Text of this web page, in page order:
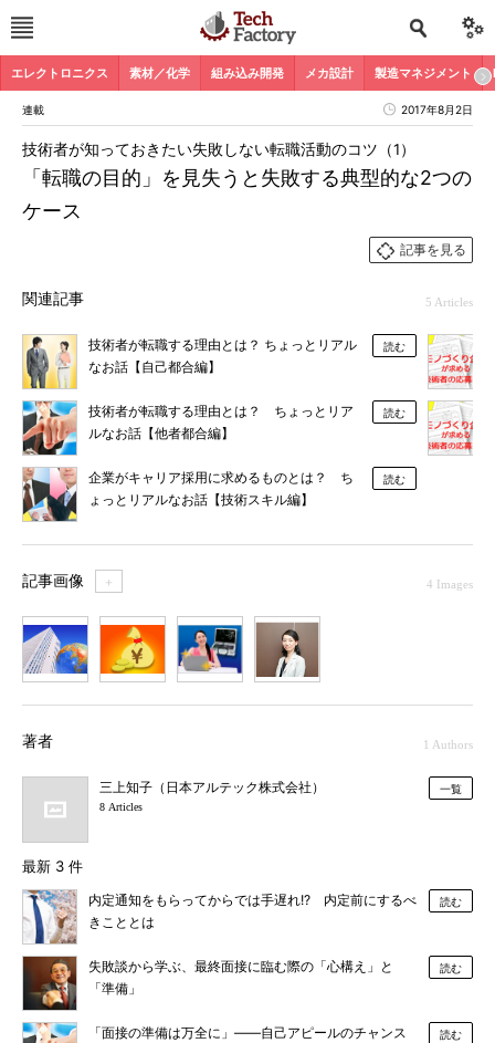
エレクトロニクス 素材／化学 組み込み開発 メカ設計 製造マネジメント
連載 2017年8月2日
「転職の目的」を見失うと失敗する典型的な2つの
ケース
技術者が知っておきたい失敗しない転職活動のコツ（1）
記事を見る
関連記事 5 Articles
技術者が転職する理由とは？ ちょっとリアル
なお話【自己都合編】
読む
技術者が転職する理由とは？ ちょっとリア
ルなお話【他者都合編】
読む
企業がキャリア採用に求めるものとは？ ち
ょっとリアルなお話【技術スキル編】
読む
記事画像 ＋ 4 Images
著者 1 Authors
三上知子（日本アルテック株式会社）
8 Articles
一覧
最新 3 件
内定通知をもらってからでは手遅れ!? 内定前にするべ
きこととは
読む
失敗談から学ぶ、最終面接に臨む際の「心構え」と
「準備」
読む
「面接の準備は万全に」――自己アピールのチャンス
読む